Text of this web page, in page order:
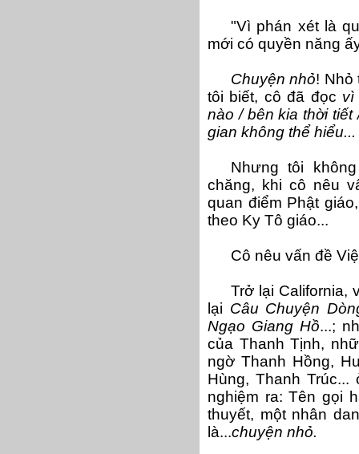
"Vì phán xét là
mới có quyền năng
Chuyện nhỏ! Nhỏ
tôi biết, cô đã đọc vì
nào / bên kia thời
gian không thể hiểu...
Nhưng tôi
chăng, khi cô nêu
quan điểm Phật
theo Ky Tô giáo...
Cô nêu vấn đề
Trở lại California,
lại Câu Chuyện
Ngạo Giang Hồ...;
của Thanh Tịnh,
ngờ Thanh Hồng,
Hùng, Thanh
nghiệm ra: Tên gọi
thuyết, một nhân
là...chuyện nhỏ.